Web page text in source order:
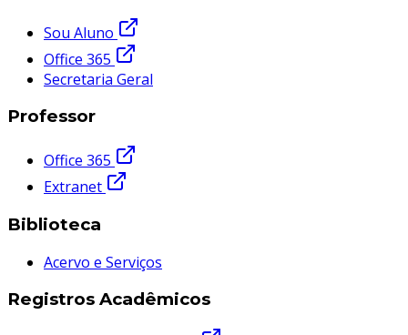
Sou Aluno
Office 365
Secretaria Geral
Professor
Office 365
Extranet
Biblioteca
Acervo e Serviços
Registros Acadêmicos